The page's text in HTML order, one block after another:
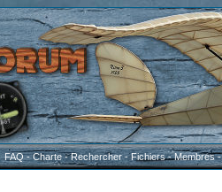
FAQ-Charte-Rechercher-Fichiers-Membres